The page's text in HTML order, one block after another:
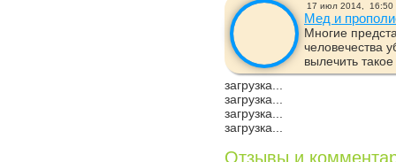
17 июл 2014, 16:50
Мед и
Многие
человечества
вылечить
загрузка...
загрузка...
загрузка...
загрузка...
Отзывы и